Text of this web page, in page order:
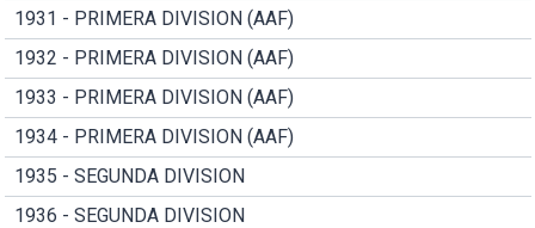
1931 - PRIMERA DIVISION (AAF)
1932 - PRIMERA DIVISION (AAF)
1933 - PRIMERA DIVISION (AAF)
1934 - PRIMERA DIVISION (AAF)
1935 - SEGUNDA DIVISION
1936 - SEGUNDA DIVISION